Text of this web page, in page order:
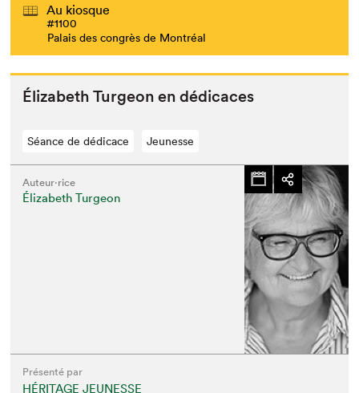
Au kiosque
#1100
Palais des congrès de Montréal
Éliz­a­beth Tur­geon en dédicaces
Séance de dédicace Jeunesse
Auteur·rice
Élizabeth Turgeon
Présenté par
HÉRITAGE JEUNESSE